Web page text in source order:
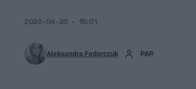
Aleksandra Fedorczuk PAP.
2022-04-20 15:01